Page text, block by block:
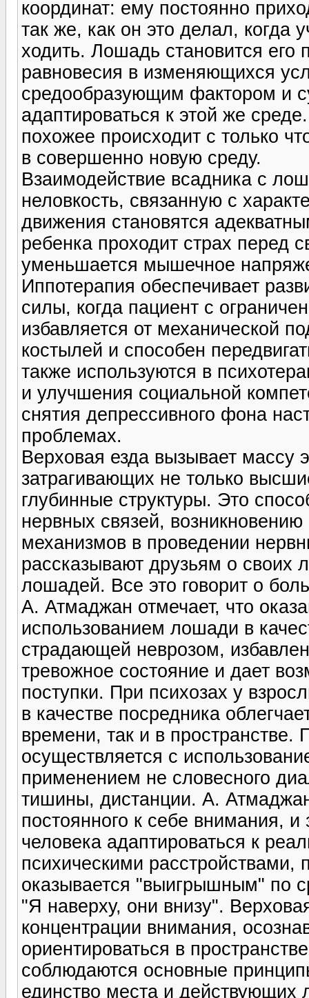
координат: ему постоянно
так же, как он это делал, когда
ходить. Лошадь становится его
равновесия в изменяющихся
средообразующим фактором и
адаптироваться к этой же
похожее происходит с только
в совершенно новую среду.
Взаимодействие всадника с
неловкость, связанную с
движения становятся
ребенка проходит страх перед
уменьшается мышечное
Иппотерапия обеспечивает
силы, когда пациент с
избавляется от механической
костылей и способен
также используются в
и улучшения социальной
снятия депрессивного фона
проблемах.
Верховая езда вызывает
затрагивающих не только
глубинные структуры. Это
нервных связей,
механизмов в проведении
рассказывают друзьям о своих
лошадей. Все это говорит о
А. Атмаджан отмечает, что
использованием лошади в
страдающей неврозом,
тревожное состояние и дает
поступки. При психозах у
в качестве посредника
времени, так и в пространстве.
осуществляется с
применением не словесного
тишины, дистанции. А.
постоянного к себе внимания, и
человека адаптироваться к
психическими
оказывается "выигрышным" по
"Я наверху, они внизу".
концентрации внимания,
ориентироваться в
соблюдаются основные
единство места и действующих